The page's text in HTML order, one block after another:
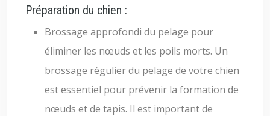
Préparation du chien :
Brossage approfondi du pelage pour
éliminer les nœuds et les poils morts. Un
brossage régulier du pelage de votre chien
est essentiel pour prévenir la formation de
nœuds et de tapis. Il est important de